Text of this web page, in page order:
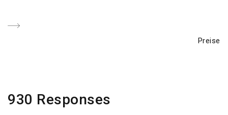
Next
Preise
930 Responses